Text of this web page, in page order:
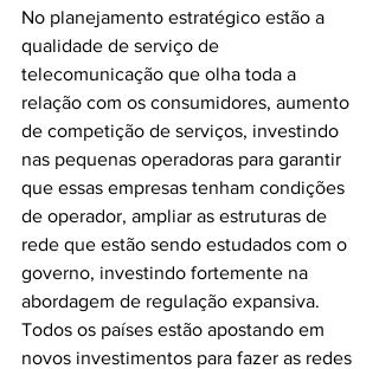
No planejamento estratégico estão a
qualidade de serviço de
telecomunicação que olha toda a
relação com os consumidores, aumento
de competição de serviços, investindo
nas pequenas operadoras para garantir
que essas empresas tenham condições
de operador, ampliar as estruturas de
rede que estão sendo estudados com o
governo, investindo fortemente na
abordagem de regulação expansiva.
Todos os países estão apostando em
novos investimentos para fazer as redes